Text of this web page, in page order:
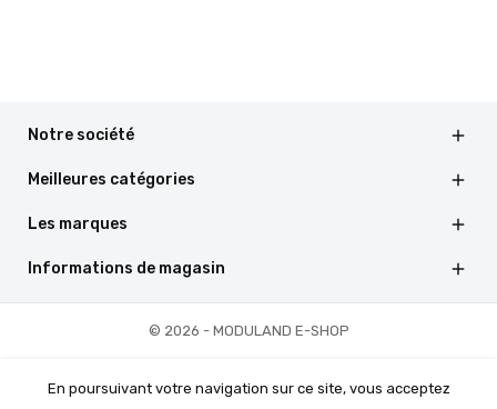
Notre société 
Meilleures catégories 
Les marques 
Informations de magasin 
© 2026 - MODULAND E-SHOP
En poursuivant votre navigation sur ce site, vous acceptez